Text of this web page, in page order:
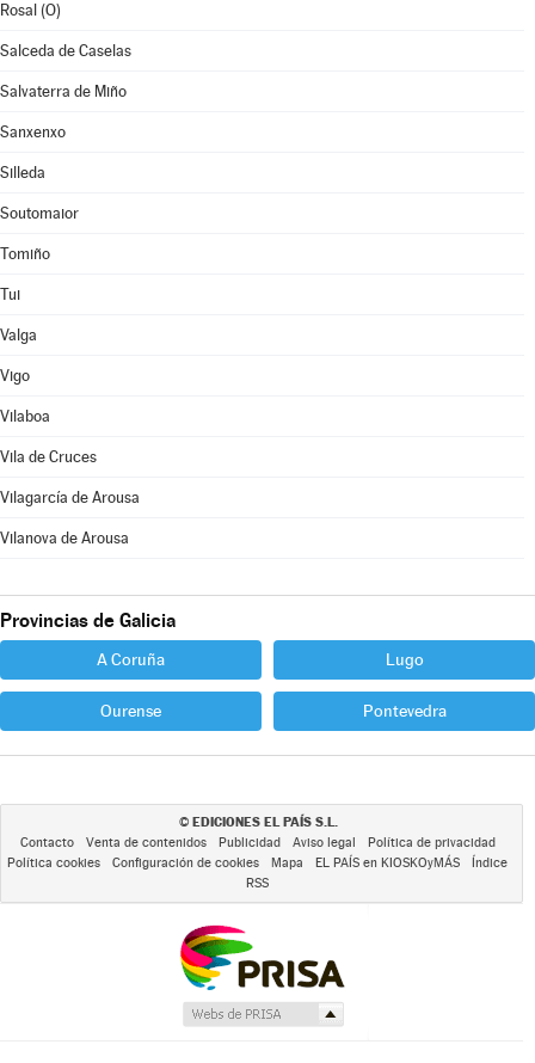
Rosal (O)
Salceda de Caselas
Salvaterra de Miño
Sanxenxo
Silleda
Soutomaior
Tomiño
Tui
Valga
Vigo
Vilaboa
Vila de Cruces
Vilagarcía de Arousa
Vilanova de Arousa
Provincias de Galicia
A Coruña Lugo
Ourense Pontevedra
© EDICIONES EL PAÍS S.L.
Contacto Venta de contenidos Publicidad Aviso legal
Política de privacidad
Política cookies
Configuración de cookies Mapa EL PAÍS en KIOSKOyMÁS
Índice
RSS